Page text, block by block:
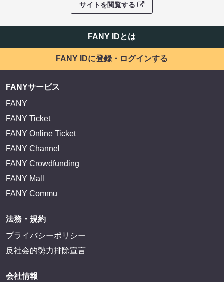
サイトを閲覧する
FANY IDとは
FANY IDに登録・ログインする
FANYサービス
FANY
FANY Ticket
FANY Online Ticket
FANY Channel
FANY Crowdfunding
FANY Mall
FANY Commu
法務・規約
プライバシーポリシー
反社会的勢力排除宣言
会社情報